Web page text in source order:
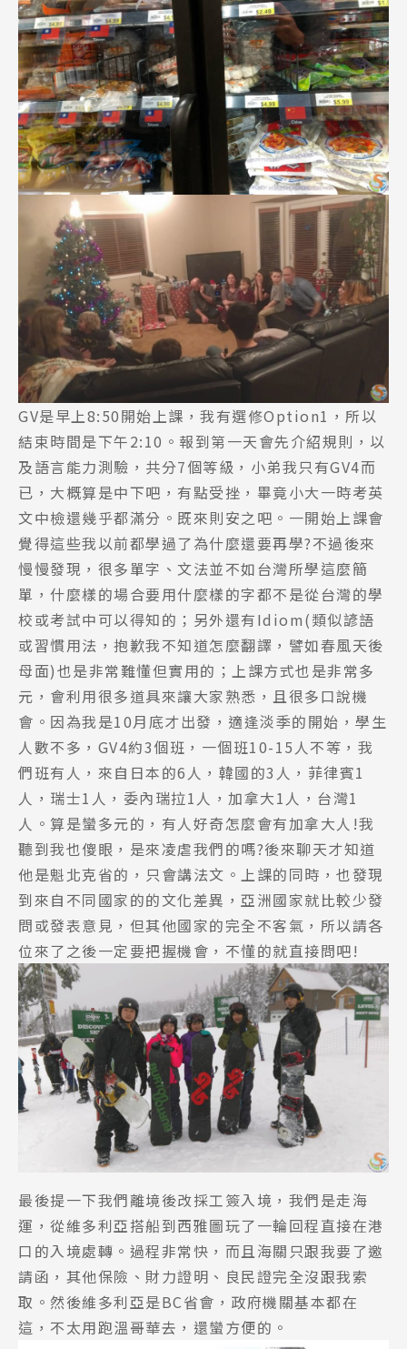
熱門搜尋：
護理 加拿大RO
教育學區
Pathway
Program 課程選擇
SEC 知識庫
GV是早上8:50開始上課，我有選修Option1，所以
結束時間是下午2:10。報到第一天會先介紹規則，以
及語言能力測驗，共分7個等級，小弟我只有GV4而
已，大概算是中下吧，有點受挫，畢竟小大一時考英
文中檢還幾乎都滿分。既來則安之吧。一開始上課會
覺得這些我以前都學過了為什麼還要再學?不過後來
慢慢發現，很多單字、文法並不如台灣所學這麼簡
單，什麼樣的場合要用什麼樣的字都不是從台灣的學
校或考試中可以得知的；另外還有Idiom(類似諺語
或習慣用法，抱歉我不知道怎麼翻譯，譬如春風天後
母面)也是非常難懂但實用的；上課方式也是非常多
元，會利用很多道具來讓大家熟悉，且很多口說機
會。因為我是10月底才出發，適逢淡季的開始，學生
人數不多，GV4約3個班，一個班10-15人不等，我
們班有人，來自日本的6人，韓國的3人，菲律賓1
人，瑞士1人，委內瑞拉1人，加拿大1人，台灣1
人。算是蠻多元的，有人好奇怎麼會有加拿大人!我
聽到我也傻眼，是來凌虐我們的嗎?後來聊天才知道
他是魁北克省的，只會講法文。上課的同時，也發現
到來自不同國家的的文化差異，亞洲國家就比較少發
問或發表意見，但其他國家的完全不客氣，所以請各
位來了之後一定要把握機會，不懂的就直接問吧!
最後提一下我們離境後改採工簽入境，我們是走海
運，從維多利亞搭船到西雅圖玩了一輪回程直接在港
口的入境處轉。過程非常快，而且海關只跟我要了邀
請函，其他保險、財力證明、良民證完全沒跟我索
取。然後維多利亞是BC省會，政府機關基本都在
這，不太用跑溫哥華去，還蠻方便的。